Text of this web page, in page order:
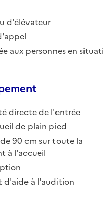
d'élévateur
aux personnes en situati
directe de l'entrée
de plain pied
90 cm sur toute la
à l'accueil
d'aide à l'audition